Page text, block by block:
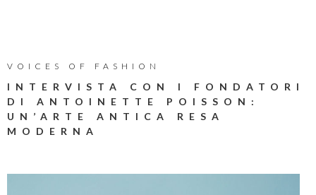
VOICES OF FASHION
INTERVISTA CON I FONDATORI
DI ANTOINETTE POISSON:
UN’ARTE ANTICA RESA
MODERNA